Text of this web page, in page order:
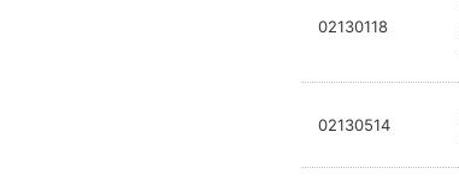
02130118
02130514